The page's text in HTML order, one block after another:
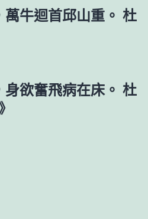
牛迴首邱山重。 杜
欲奮飛病在床。 杜